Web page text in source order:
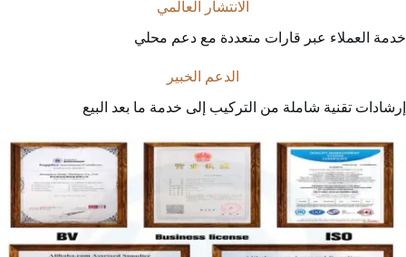
الانتشار العالمي
خدمة العملاء عبر قارات متعددة مع دعم محلي
الدعم الخبير
إرشادات تقنية شاملة من التركيب إلى خدمة ما بعد البيع